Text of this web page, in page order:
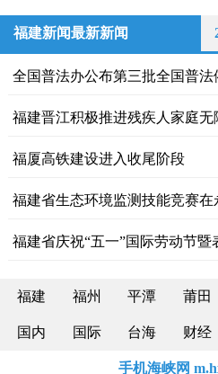
福建新闻最新新闻
全国普法办公布第三批全国普法
福建晋江积极推进残疾人家庭无
福厦高铁建设进入收尾阶段
福建省生态环境监测技能竞赛在
福建省庆祝“五一”国际劳动节暨
福建 福州 平潭 莆田
国内 国际 台海 财经
手机海峡网